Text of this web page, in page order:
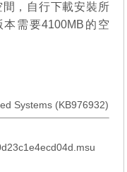
，自行下載安裝所
需要4100MB的空
Systems (KB976932)